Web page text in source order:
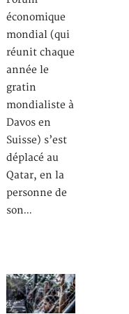
économique
mondial (qui
réunit chaque
année le
gratin
mondialiste à
Davos en
Suisse) s’est
déplacé au
Qatar, en la
personne de
son…